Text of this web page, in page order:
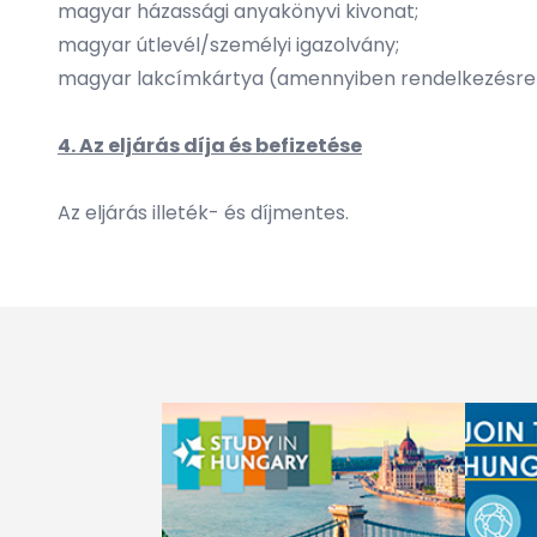
magyar házassági anyakönyvi kivonat;
magyar útlevél/személyi igazolvány;
magyar lakcímkártya (amennyiben
4. Az eljárás díja és befizetése
Az eljárás illeték- és díjmentes.